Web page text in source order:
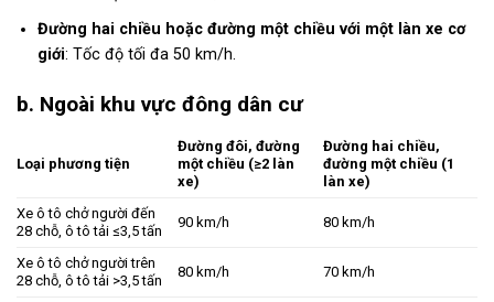
Đường hai chiều hoặc đường một chiều với một làn xe cơ
giới: Tốc độ tối đa 50 km/h.
b. Ngoài khu vực đông dân cư
Loại phương tiện
Đường đôi, đường
một chiều (≥2 làn
xe)
Đường hai chiều,
đường một chiều (1
làn xe)
Xe ô tô chở người đến
28 chỗ, ô tô tải ≤3,5 tấn
90 km/h 80 km/h
Xe ô tô chở người trên
28 chỗ, ô tô tải >3,5 tấn
80 km/h 70 km/h